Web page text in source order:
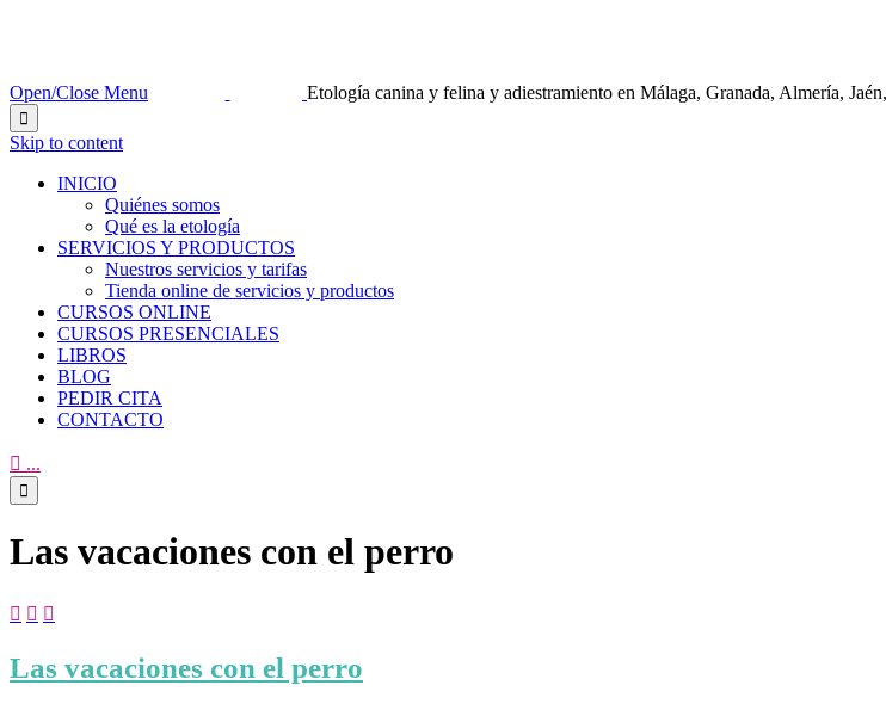
Open/Close Menu Etología canina y felina y adiestramiento en Málaga, Granada, Almería,

Skip to content
INICIO
Quiénes somos
Qué es la etología
SERVICIOS Y PRODUCTOS
Nuestros servicios y tarifas
Tienda online de servicios y productos
CURSOS ONLINE
CURSOS PRESENCIALES
LIBROS
BLOG
PEDIR CITA
CONTACTO
 ...

Las vacaciones con el perro
  
Las vacaciones con el perro